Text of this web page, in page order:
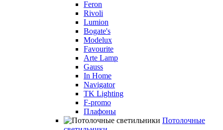
Feron
Rivoli
Lumion
Bogate's
Modelux
Favourite
Arte Lamp
Gauss
In Home
Navigator
TK Lighting
F-promo
Плафоны
Потолочные